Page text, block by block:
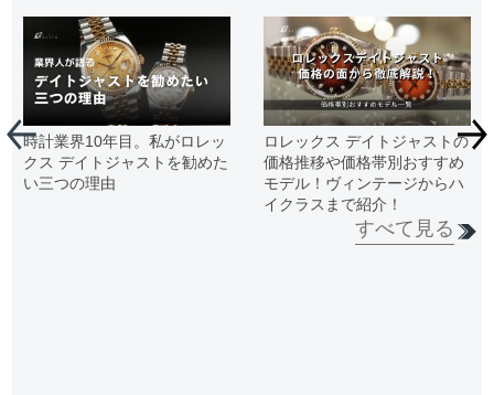
時計業界10年目。私がロレッ
クス デイトジャストを勧めた
い三つの理由
ロレックス デイトジャストの
価格推移や価格帯別おすすめ
モデル！ヴィンテージからハ
イクラスまで紹介！
すべて見る